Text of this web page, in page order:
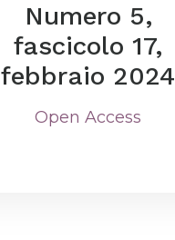
Numero 5,
fascicolo 17,
febbraio 2024
Open Access